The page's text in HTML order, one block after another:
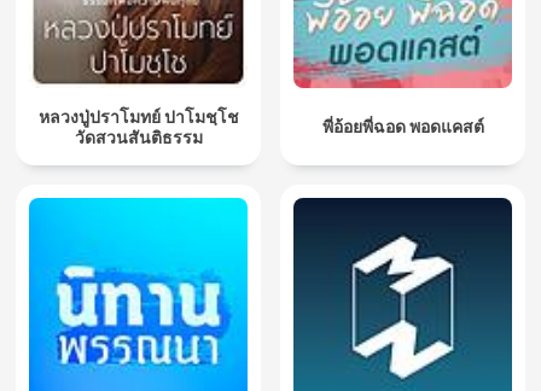
หลวงปู่ปราโมทย์ ปาโมชฺโช
วัดสวนสันติธรรม
พี่อ้อยพี่ฉอด พอดแคสต์